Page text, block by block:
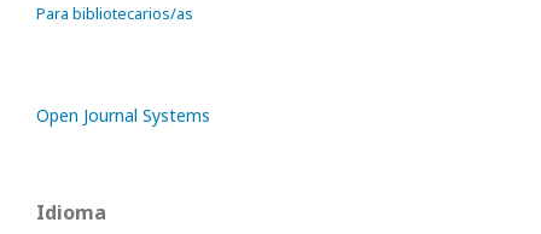
Para bibliotecarios/as
Open Journal Systems
Idioma